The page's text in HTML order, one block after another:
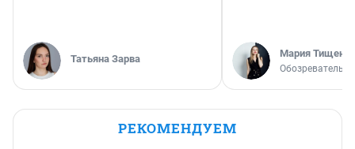
Татьяна Зарва Мария Тищенко
Обозреватель
РЕКОМЕНДУЕМ